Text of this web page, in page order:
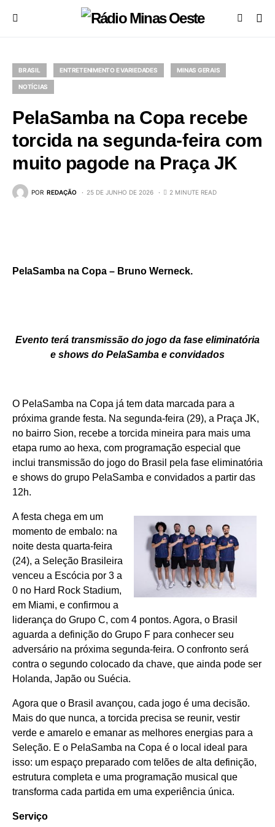
BRASIL ENTRETENIMENTO E VARIEDADES MINAS GERAIS
NOTÍCIAS
PelaSamba na Copa recebe
torcida na segunda-feira com
muito pagode na Praça JK
POR REDAÇÃO 25 DE JUNHO DE 2026 2 MINUTE READ
PelaSamba na Copa – Bruno Werneck.
Evento terá transmissão do jogo da fase eliminatória
e shows do PelaSamba e convidados
O PelaSamba na Copa já tem data marcada para a
próxima grande festa. Na segunda-feira (29), a Praça JK,
no bairro Sion, recebe a torcida mineira para mais uma
etapa rumo ao hexa, com programação especial que
inclui transmissão do jogo do Brasil pela fase eliminatória
e shows do grupo PelaSamba e convidados a partir das
12h.
A festa chega em um
momento de embalo: na
noite desta quarta-feira
(24), a Seleção Brasileira
venceu a Escócia por 3 a
0 no Hard Rock Stadium,
em Miami, e confirmou a
liderança do Grupo C, com 4 pontos. Agora, o Brasil
aguarda a definição do Grupo F para conhecer seu
adversário na próxima segunda-feira. O confronto será
contra o segundo colocado da chave, que ainda pode ser
Holanda, Japão ou Suécia.
Agora que o Brasil avançou, cada jogo é uma decisão.
Mais do que nunca, a torcida precisa se reunir, vestir
verde e amarelo e emanar as melhores energias para a
Seleção. E o PelaSamba na Copa é o local ideal para
isso: um espaço preparado com telões de alta definição,
estrutura completa e uma programação musical que
transforma cada partida em uma experiência única.
Serviço